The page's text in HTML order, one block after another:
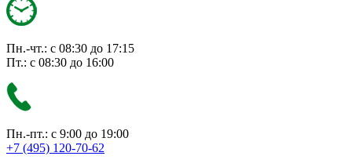
Пн.-чт.: с 08:30 до 17:15
Пт.: с 08:30 до 16:00
Пн.-пт.: с 9:00 до 19:00
+7 (495) 120-70-62